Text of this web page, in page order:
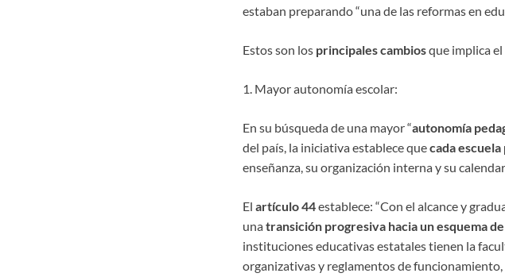
estaban preparando “una de las reformas en
Estos son los principales cambiosque implica el
1. Mayor autonomía escolar:
En su búsqueda de una mayor “autonomía
del país, la iniciativa establece quecada
enseñanza, su organización interna y su
El artículo 44establece: “Con el alcance y
unatransición progresiva hacia un esquema
instituciones educativas estatales tienen la
organizativas y reglamentos de